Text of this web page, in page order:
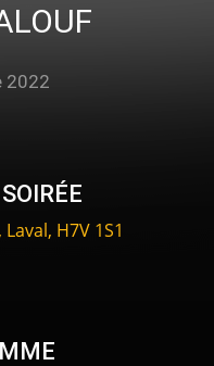
2022
H7V 1S1